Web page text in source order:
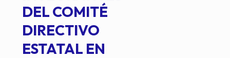
DEL COMITÉ
DIRECTIVO
ESTATAL EN